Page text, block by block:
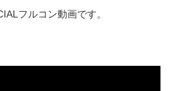
フルコン動画です。